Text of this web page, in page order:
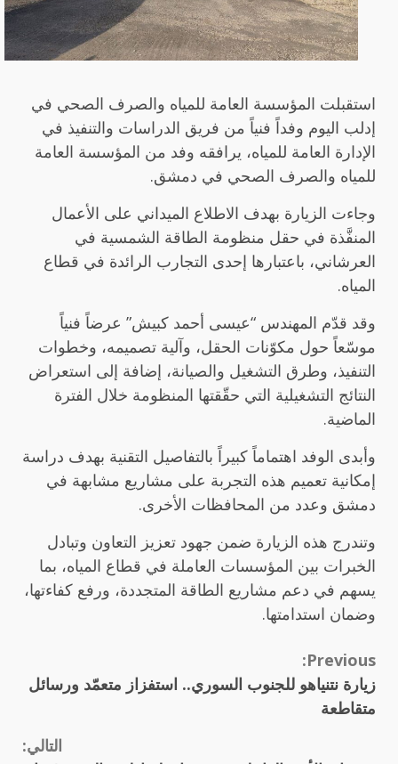
استقبلت المؤسسة العامة للمياه والصرف الصحي في
إدلب اليوم وفداً فنياً من فريق الدراسات والتنفيذ في
الإدارة العامة للمياه، يرافقه وفد من المؤسسة العامة
للمياه والصرف الصحي في دمشق.
وجاءت الزيارة بهدف الاطلاع الميداني على الأعمال
المنفَّذة في حقل منظومة الطاقة الشمسية في
العرشاني، باعتبارها إحدى التجارب الرائدة في قطاع
المياه.
وقد قدّم المهندس “عيسى أحمد كبيش” عرضاً فنياً
موسّعاً حول مكوّنات الحقل، وآلية تصميمه، وخطوات
التنفيذ، وطرق التشغيل والصيانة، إضافة إلى استعراض
النتائج التشغيلية التي حقّقتها المنظومة خلال الفترة
الماضية.
وأبدى الوفد اهتماماً كبيراً بالتفاصيل التقنية بهدف دراسة
إمكانية تعميم هذه التجربة على مشاريع مشابهة في
دمشق وعدد من المحافظات الأخرى.
وتندرج هذه الزيارة ضمن جهود تعزيز التعاون وتبادل
الخبرات بين المؤسسات العاملة في قطاع المياه، بما
يسهم في دعم مشاريع الطاقة المتجددة، ورفع كفاءتها،
وضمان استدامتها.
Continue
Reading
Previous:
زيارة نتنياهو للجنوب السوري.. استفزاز متعمّد ورسائل
متقاطعة
التالي: